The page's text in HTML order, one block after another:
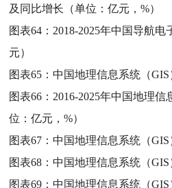
及同比增长（单位：亿元，%）
图表64： 2018-2025年中国导航
元）
图表65：中国地理信息系统（
图表66： 2016-2025年中国地理
位：亿元，%）
图表67：中国地理信息系统（
图表68：中国地理信息系统（
图表69：中国地理信息系统（